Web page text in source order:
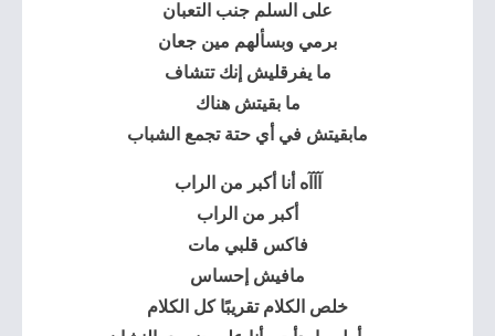
على السلم جنب التعبان
برمي وبسألهم مين جعان
ما يفرقليش إنك تتشاف
ما بقيتش هناك
مابقيتش في أي حتة تجمع الشباب
آآآه أنا أكبر من الراب
أكبر من الراب
فاكس قلبي مات
مافيش إحساس
خلص الكلام تقريبًا كل الكلام